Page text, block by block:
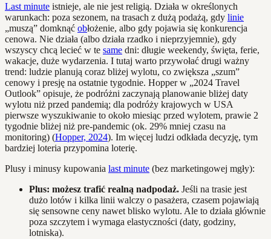
Last minute istnieje, ale nie jest religią. Działa w określonych
warunkach: poza sezonem, na trasach z dużą podażą, gdy linie
„muszą” domknąć obłożenie, albo gdy pojawia się konkurencja
cenowa. Nie działa (albo działa rzadko i nieprzyjemnie), gdy
wszyscy chcą lecieć w te same dni: długie weekendy, święta, ferie,
wakacje, duże wydarzenia. I tutaj warto przywołać drugi ważny
trend: ludzie planują coraz bliżej wylotu, co zwiększa „szum”
cenowy i presję na ostatnie tygodnie. Hopper w „2024 Travel
Outlook” opisuje, że podróżni zaczynają planowanie bliżej daty
wylotu niż przed pandemią; dla podróży krajowych w USA
pierwsze wyszukiwanie to około miesiąc przed wylotem, prawie 2
tygodnie bliżej niż pre-pandemic (ok. 29% mniej czasu na
monitoring) (Hopper, 2024). Im więcej ludzi odkłada decyzję, tym
bardziej loteria przypomina loterię.
Plusy i minusy kupowania last minute (bez marketingowej mgły):
Plus: możesz trafić realną nadpodaż. Jeśli na trasie jest
dużo lotów i kilka linii walczy o pasażera, czasem pojawiają
się sensowne ceny nawet blisko wylotu. Ale to działa głównie
poza szczytem i wymaga elastyczności (daty, godziny,
lotniska).